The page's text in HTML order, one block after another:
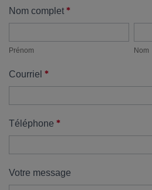
financement
propriétaire
UNE
DÉCISION
!
de
démarrage
:
Formulaire
Nom complet *
Prénom Nom
Courriel *
Téléphone *
Votre message